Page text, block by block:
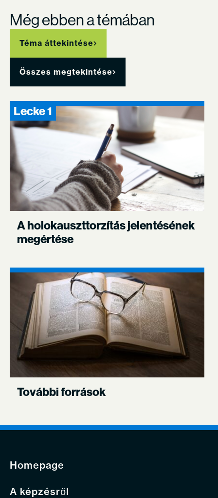
Még ebben a témában
Téma áttekintése
Összes megtekintése
Lecke 1
A holokauszttorzítás jelentésének
megértése
További források
Homepage
A képzésről